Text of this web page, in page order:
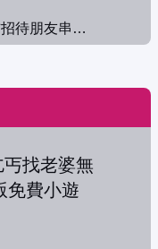
美吉招待朋友串門子